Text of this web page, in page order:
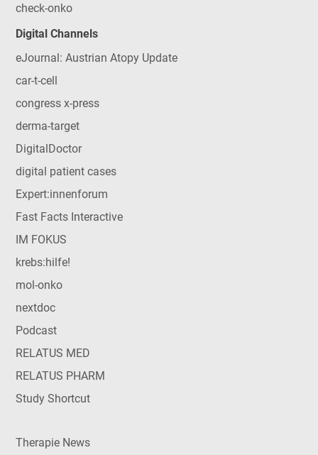
check-onko
Digital Channels
eJournal: Austrian Atopy Update
car-t-cell
congress x-press
derma-target
DigitalDoctor
digital patient cases
Expert:innenforum
Fast Facts Interactive
IM FOKUS
krebs:hilfe!
mol-onko
nextdoc
Podcast
RELATUS MED
RELATUS PHARM
Study Shortcut
Therapie News